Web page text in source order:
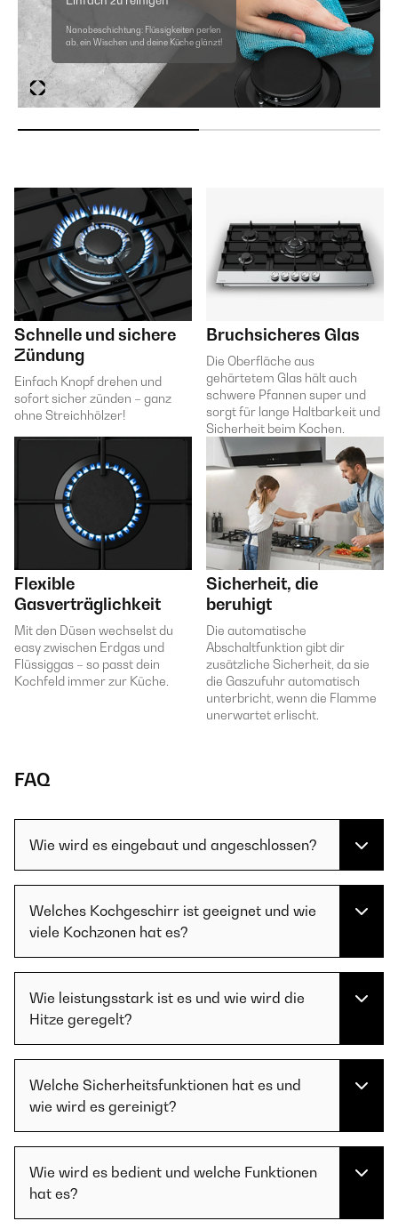
Nanobeschichtung: Flüssigkeiten perlen
ab, ein Wischen und deine Küche glänzt!
Schnelle und sichere
Zündung
Einfach Knopf drehen und
sofort sicher zünden – ganz
ohne Streichhölzer!
Bruchsicheres Glas
Die Oberfläche aus
gehärtetem Glas hält auch
schwere Pfannen super und
sorgt für lange Haltbarkeit und
Sicherheit beim Kochen.
Flexible
Gasverträglichkeit
Mit den Düsen wechselst du
easy zwischen Erdgas und
Flüssiggas – so passt dein
Kochfeld immer zur Küche.
Sicherheit, die
beruhigt
Die automatische
Abschaltfunktion gibt dir
zusätzliche Sicherheit, da sie
die Gaszufuhr automatisch
unterbricht, wenn die Flamme
unerwartet erlischt.
FAQ
Wie wird es eingebaut und angeschlossen?
Welches Kochgeschirr ist geeignet und wie
viele Kochzonen hat es?
Wie leistungsstark ist es und wie wird die
Hitze geregelt?
Welche Sicherheitsfunktionen hat es und
wie wird es gereinigt?
Wie wird es bedient und welche Funktionen
hat es?